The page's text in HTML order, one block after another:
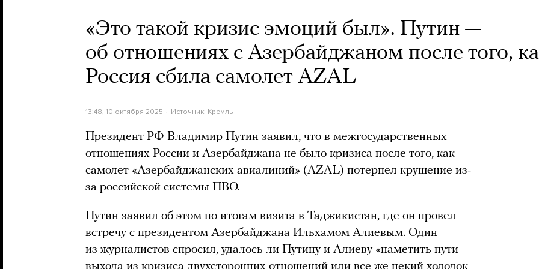
«Это такой кризис эмоций был». Путин —
об отношениях с Азербайджаном после того,
Россия сбила самолет AZAL
13:48, 10 октября 2025 Источник: Кремль
Президент РФ Владимир Путин заявил, что в межгосударственных
отношениях России и Азербайджана не было кризиса после того, как
самолет «Азербайджанских авиалиний» (AZAL) потерпел крушение из-
за российской системы ПВО.
Путин заявил об этом по итогам визита в Таджикистан, где он провел
встречу с президентом Азербайджана Ильхамом Алиевым. Один
из журналистов спросил, удалось ли Путину и Алиеву «наметить пути
выхода из кризиса двухсторонних отношений или все же некий холодок